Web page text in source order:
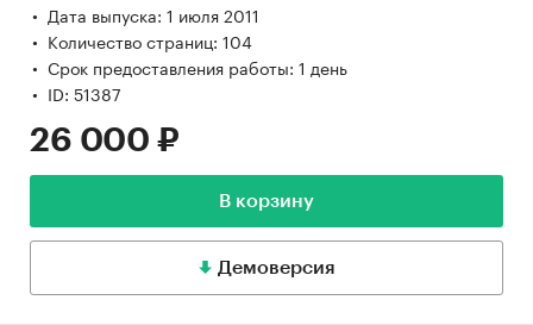
Дата выпуска: 1 июля 2011
Количество страниц: 104
Срок предоставления работы: 1 день
ID: 51387
26 000 ₽
В корзину
Демоверсия